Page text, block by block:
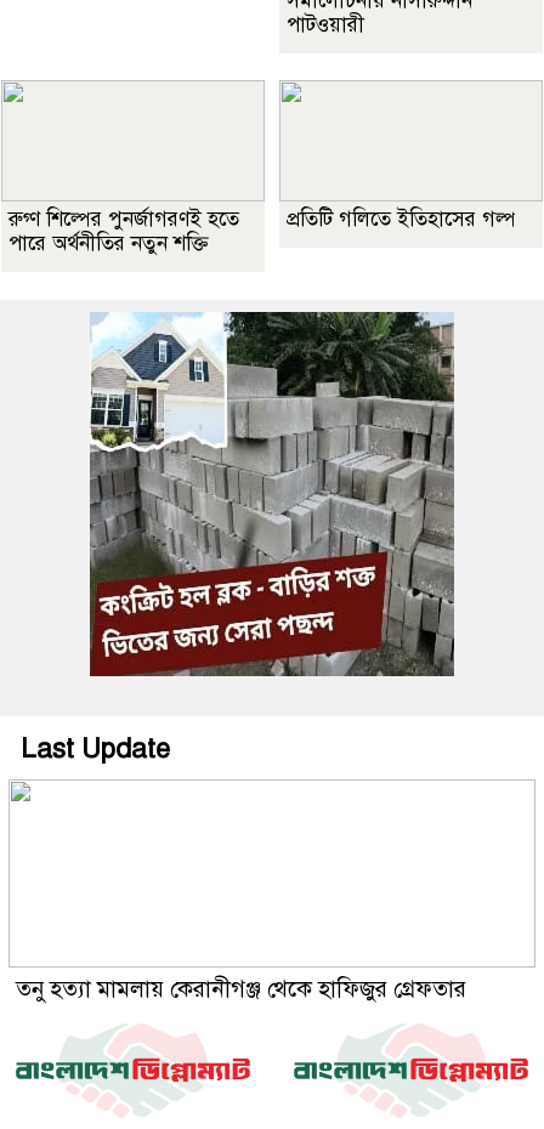
পাটওয়ারী
রুগ্ণ শিল্পের পুনর্জাগরণই হতে
পারে অর্থনীতির নতুন শক্তি
প্রতিটি গলিতে ইতিহাসের গল্প
Last Update
তনু হত্যা মামলায় কেরানীগঞ্জ থেকে হাফিজুর গ্রেফতার